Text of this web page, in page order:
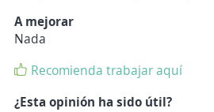
A mejorar
Nada
Recomienda trabajar aquí
¿Esta opinión ha sido útil?